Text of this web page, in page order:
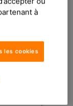
à
les cookies